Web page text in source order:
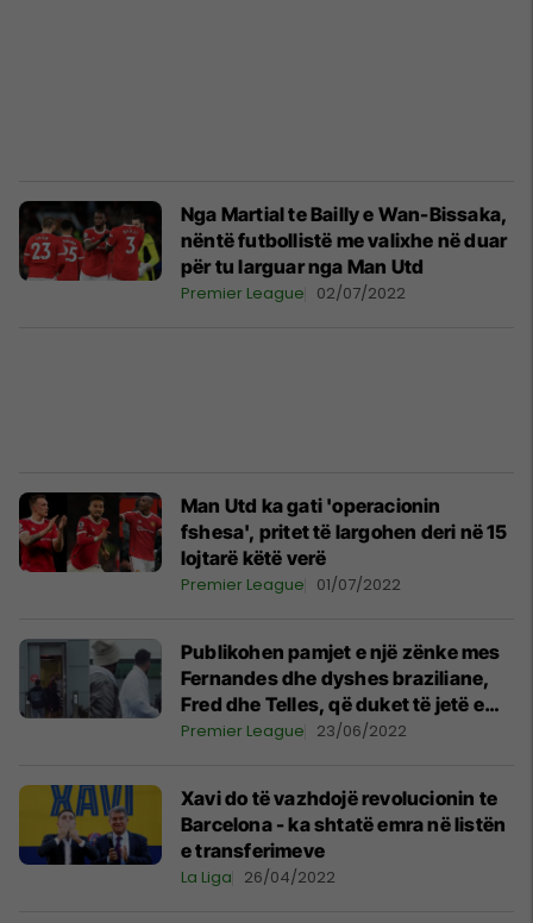
Nga Martial te Bailly e Wan-Bissaka,
nëntë futbollistë me valixhe në duar
për tu larguar nga Man Utd
Premier League 02/07/2022
Man Utd ka gati 'operacionin
fshesa', pritet të largohen deri në 15
lojtarë këtë verë
Premier League 01/07/2022
Publikohen pamjet e një zënke mes
Fernandes dhe dyshes braziliane,
Fred dhe Telles, që duket të jetë e
inskenuar
Premier League 23/06/2022
Xavi do të vazhdojë revolucionin te
Barcelona - ka shtatë emra në listën
e transferimeve
La Liga 26/04/2022